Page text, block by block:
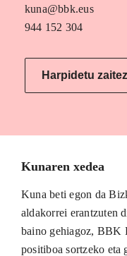
kuna@bbk.eus
944 152 304
Harpidetu
Kunaren xedea
Kuna beti egon da
aldakorrei erantzuten
baino gehiagoz, BBK
positiboa sortzeko eta